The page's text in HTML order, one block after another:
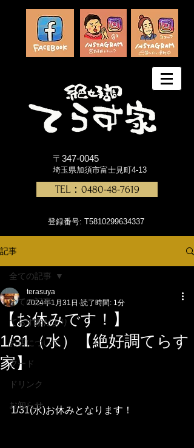
〒347-0045
埼玉県加須市富士見町4-13
TEL：0480-48-7619
登録番号: T5810299634337
記事
全ての記事
てらす家だより
お店について
フード
ドリンク
お知らせ
全ての記事
【お休みです！】
1/31（水）【絶好調てらす
家】
terasuya
2024年1月31日 読了時間: 1分
1/31(水)お休みとなります！